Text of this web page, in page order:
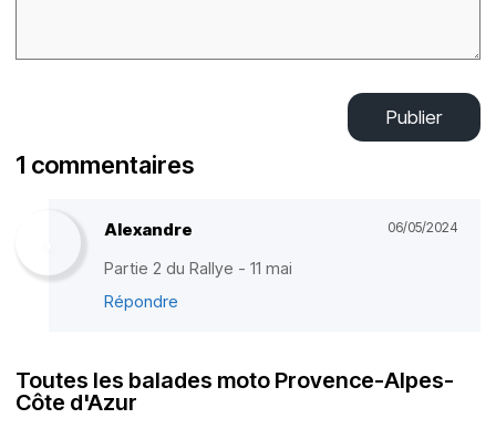
Publier
1 commentaires
Alexandre 06/05/2024
Partie 2 du Rallye - 11 mai
Répondre
Toutes les balades moto Provence-Alpes-
Côte d'Azur